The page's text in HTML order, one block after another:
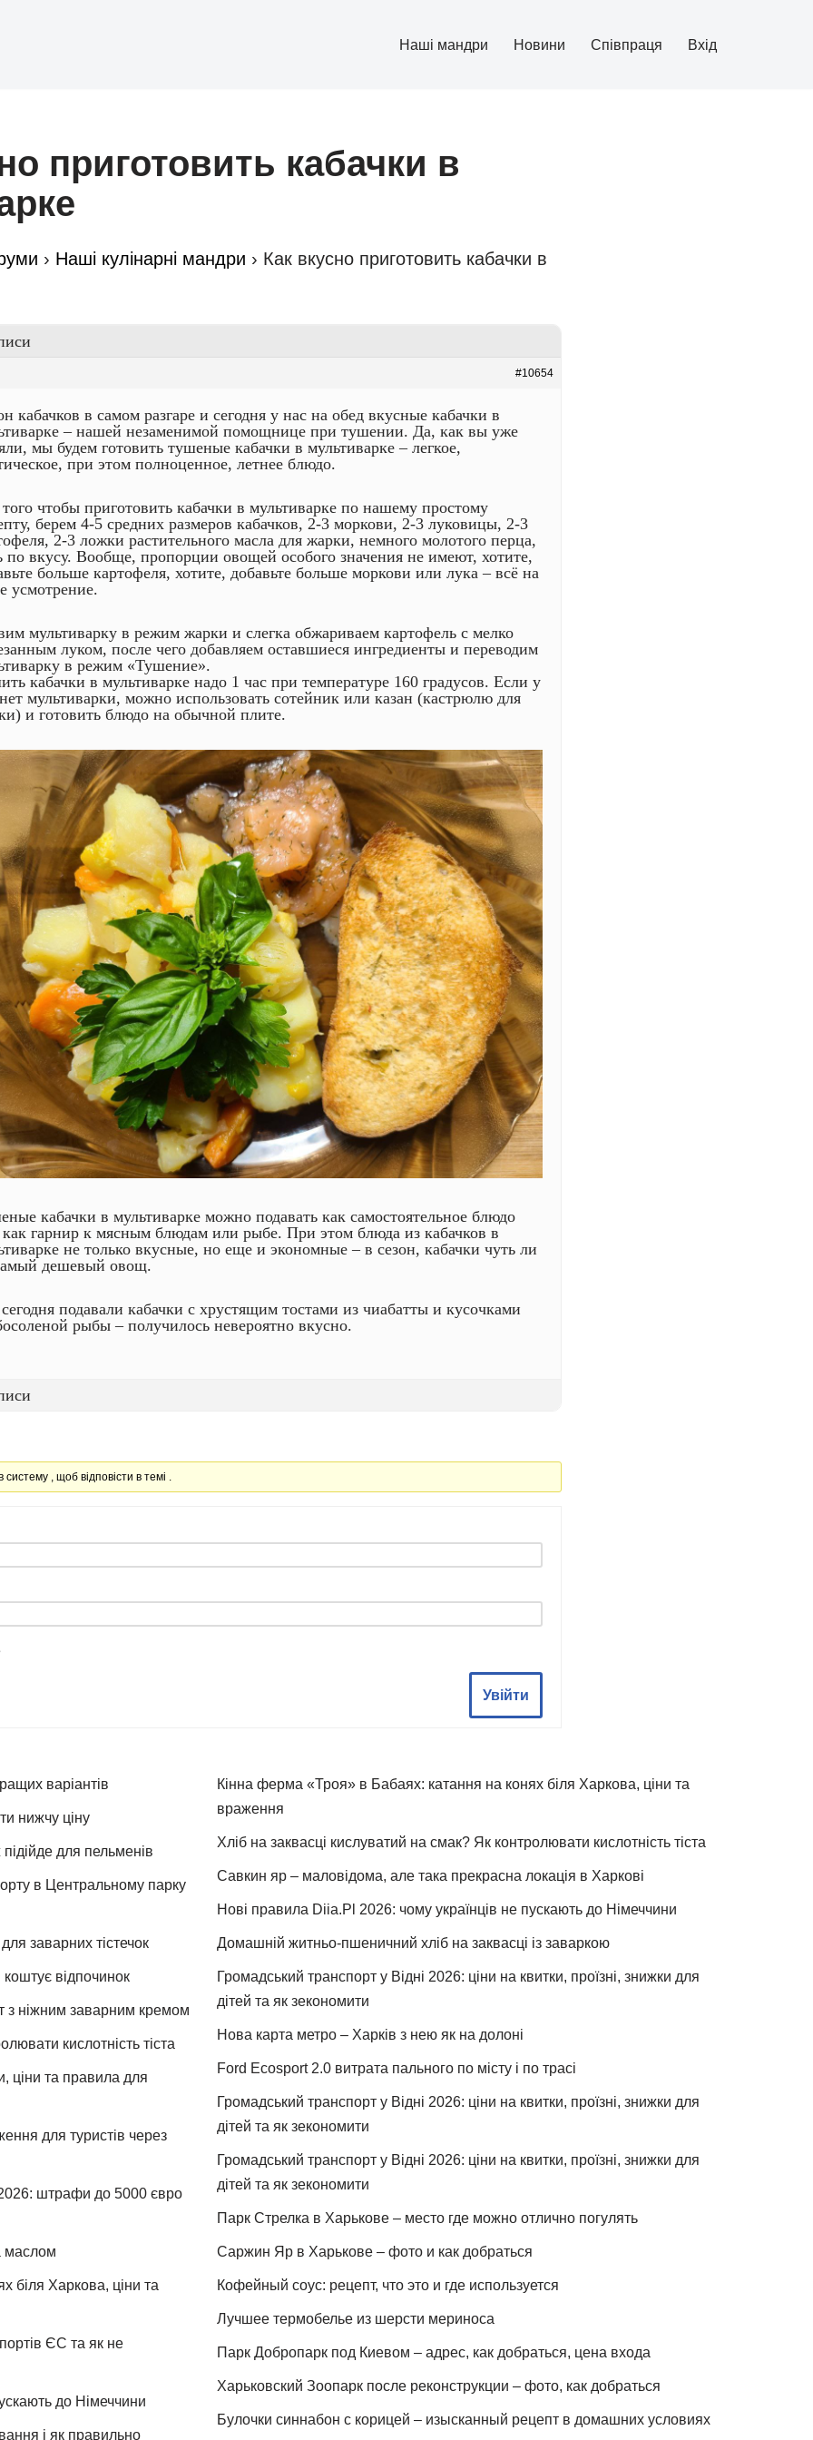
Наші мандри Новини Співпраця Вхід
приготовить кабачки в
› Наші кулінарні мандри › Как вкусно приготовить кабачки в
#10654
кабачков в самом разгаре и сегодня у нас на обед вкусные кабачки в
– нашей незаменимой помощнице при тушении. Да, как вы уже
мы будем готовить тушеные кабачки в мультиварке – легкое,
при этом полноценное, летнее блюдо.
чтобы приготовить кабачки в мультиварке по нашему простому
берем 4-5 средних размеров кабачков, 2-3 моркови, 2-3 луковицы, 2-3
2-3 ложки растительного масла для жарки, немного молотого перца,
по вкусу. Вообще, пропорции овощей особого значения не имеют, хотите,
больше картофеля, хотите, добавьте больше моркови или лука – всё на
усмотрение.
мультиварку в режим жарки и слегка обжариваем картофель с мелко
луком, после чего добавляем оставшиеся ингредиенты и переводим
в режим «Тушение».
кабачки в мультиварке надо 1 час при температуре 160 градусов. Если у
мультиварки, можно использовать сотейник или казан (кастрюлю для
и готовить блюдо на обычной плите.
кабачки в мультиварке можно подавать как самостоятельное блюдо
гарнир к мясным блюдам или рыбе. При этом блюда из кабачков в
не только вкусные, но еще и экономные – в сезон, кабачки чуть ли
дешевый овощ.
подавали кабачки с хрустящим тостами из чиабатты и кусочками
рыбы – получилось невероятно вкусно.
, щоб відповісти в темі .
Увійти
варіантів
нижчу ціну
для пельменів
в Центральному парку
заварних тістечок
коштує відпочинок
з ніжним заварним кремом
кислотність тіста
ціни та правила для
для туристів через
штрафи до 5000 євро
маслом
біля Харкова, ціни та
ЄС та як не
до Німеччини
і як правильно
Кінна ферма «Троя» в Бабаях: катання на конях біля Харкова, ціни та
враження
Хліб на заквасці кислуватий на смак? Як контролювати кислотність тіста
Савкин яр – маловідома, але така прекрасна локація в Харкові
Нові правила Diia.Pl 2026: чому українців не пускають до Німеччини
Домашній житньо-пшеничний хліб на заквасці із заваркою
Громадський транспорт у Відні 2026: ціни на квитки, проїзні, знижки для
дітей та як зекономити
Нова карта метро – Харків з нею як на долоні
Ford Ecosport 2.0 витрата пального по місту і по трасі
Громадський транспорт у Відні 2026: ціни на квитки, проїзні, знижки для
дітей та як зекономити
Громадський транспорт у Відні 2026: ціни на квитки, проїзні, знижки для
дітей та як зекономити
Парк Стрелка в Харькове – место где можно отлично погулять
Саржин Яр в Харькове – фото и как добраться
Кофейный соус: рецепт, что это и где используется
Лучшее термобелье из шерсти мериноса
Парк Добропарк под Киевом – адрес, как добраться, цена входа
Харьковский Зоопарк после реконструкции – фото, как добраться
Булочки синнабон с корицей – изысканный рецепт в домашних условиях